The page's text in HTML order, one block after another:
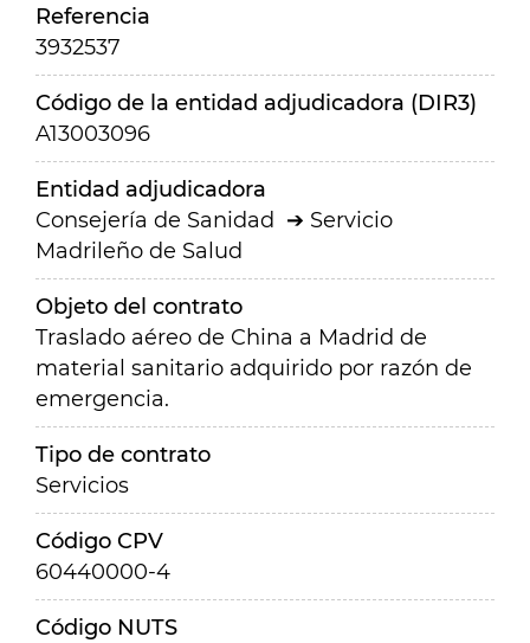
Referencia
3932537
Código de la entidad adjudicadora (DIR3)
A13003096
Entidad adjudicadora
Consejería de Sanidad
Servicio
Madrileño de Salud
Objeto del contrato
Traslado aéreo de China a Madrid de
material sanitario adquirido por razón de
emergencia.
Tipo de contrato
Servicios
Código CPV
60440000-4
Código NUTS